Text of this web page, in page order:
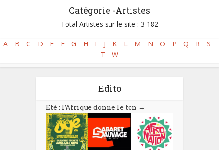
Catégorie -Artistes
Total Artistes sur le site : 3 182
A B C D E F G H I J K L M N O P Q R
S
T
W
Edito
Eté : l’Afrique donne le ton →